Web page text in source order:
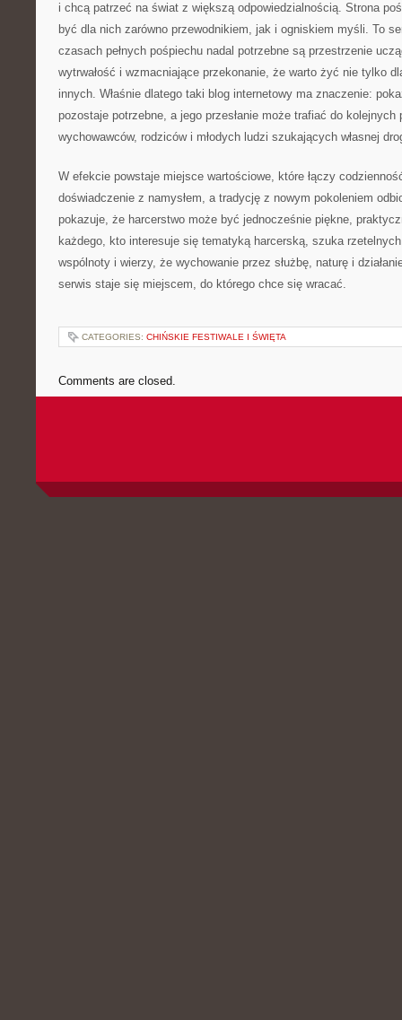
i chcą patrzeć na świat z większą odpowiedzialnością. Strona
być dla nich zarówno przewodnikiem, jak i ogniskiem myśli. To
czasach pełnych pośpiechu nadal potrzebne są przestrzenie
wytrwałość i wzmacniające przekonanie, że warto żyć nie tylko
innych. Właśnie dlatego taki blog internetowy ma znaczenie:
pozostaje potrzebne, a jego przesłanie może trafiać do kolejnych
wychowawców, rodziców i młodych ludzi szukających własnej
W efekcie powstaje miejsce wartościowe, które łączy
doświadczenie z namysłem, a tradycję z nowym pokoleniem
pokazuje, że harcerstwo może być jednocześnie piękne,
każdego, kto interesuje się tematyką harcerską, szuka
wspólnoty i wierzy, że wychowanie przez służbę, naturę i
serwis staje się miejscem, do którego chce się wracać.
CATEGORIES: CHIŃSKIE FESTIWALE I ŚWIĘTA
Comments are closed.